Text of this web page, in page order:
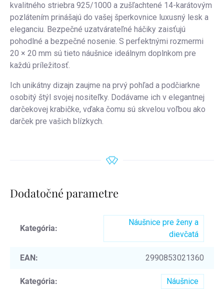
kvalitného striebra 925/1000 a zušľachtené 14-karátovým
pozlátením prinášajú do vašej šperkovnice luxusný lesk a
eleganciu. Bezpečné uzatvárateľné háčiky zaisťujú
pohodlné a bezpečné nosenie. S perfektnými rozmermi
20 × 20 mm sú tieto náušnice ideálnym doplnkom pre
každú príležitosť.
Ich unikátny dizajn zaujme na prvý pohľad a podčiarkne
osobitý štýl svojej nositeľky. Dodávame ich v elegantnej
darčekovej krabičke, vďaka čomu sú skvelou voľbou ako
darček pre vašich blízkych.
Dodatočné parametre
Kategória:
Náušnice pre ženy a
dievčatá
EAN: 2990853021360
Kategória: Náušnice